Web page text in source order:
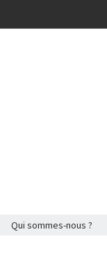
Qui sommes-nous ?